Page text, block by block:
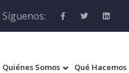
Síguenos:
Quiénes Somos Qué Hacemos